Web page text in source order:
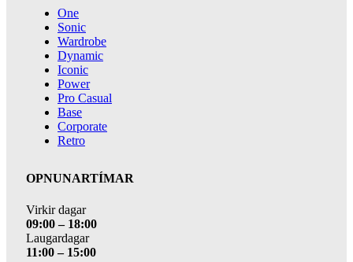
One
Sonic
Wardrobe
Dynamic
Iconic
Power
Pro Casual
Base
Corporate
Retro
OPNUNARTÍMAR
Virkir dagar
09:00 – 18:00
Laugardagar
11:00 – 15:00